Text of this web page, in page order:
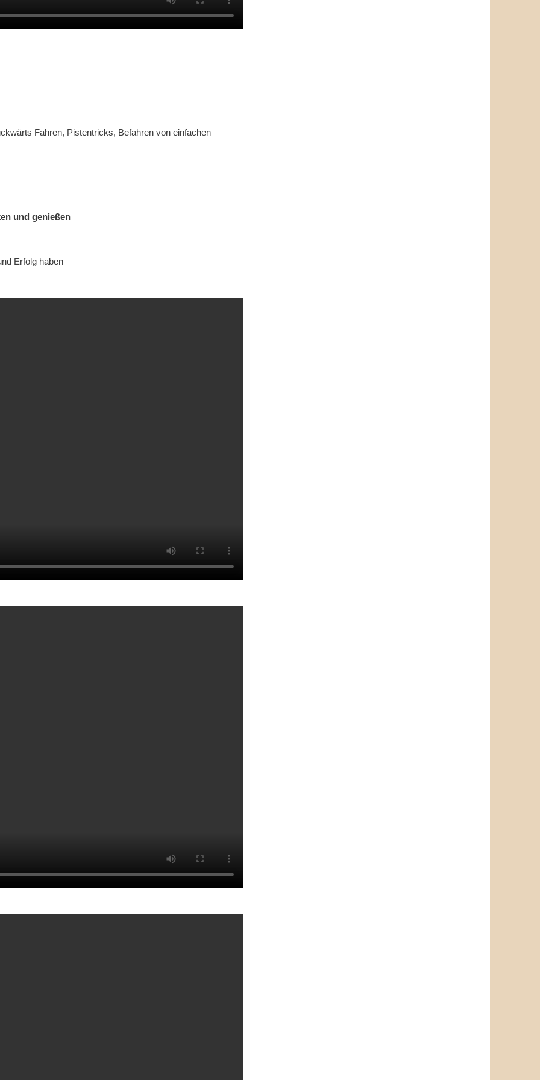
Fahren, Pistentricks, Befahren von einfachen
und genießen
Erfolg haben